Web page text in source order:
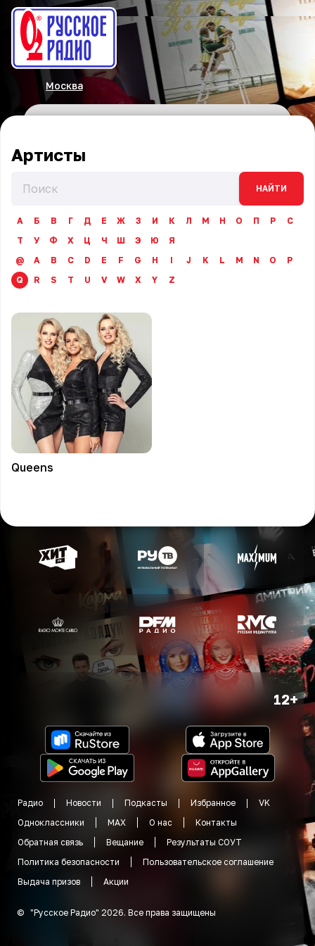
Москва
Артисты
НАЙТИ
А Б В Г Д Е Ж З И К Л М Н О П Р
С
Т
У Ф Х Ц Ч Ш Э Ю
Я
@
A B C D E F G H I J K L M N O
P
Q
R S T U V W X Y Z
Queens
12+
Радио Новости Подкасты Избранное
VK
Одноклассники
MAX О нас
Контакты
Обратная связь
Вещание
Результаты СОУТ
Политика безопасности
Пользовательское соглашение
Выдача призов
Акции
© "Русское Радио" 2026. Все права защищены